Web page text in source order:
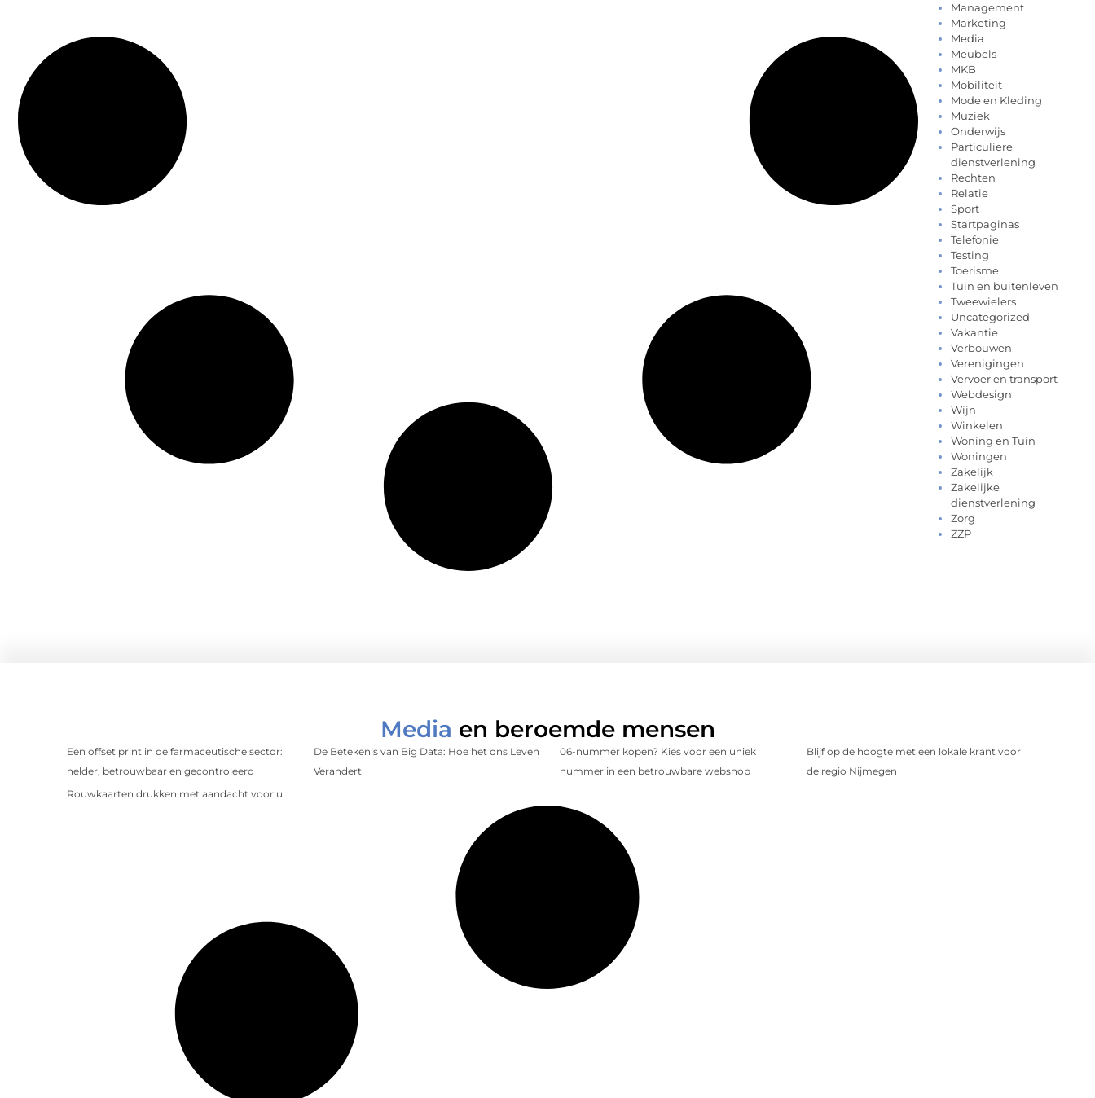
Management
Marketing
Media
Meubels
MKB
Mobiliteit
Mode en Kleding
Muziek
Onderwijs
Particuliere
dienstverlening
Rechten
Relatie
Sport
Startpaginas
Telefonie
Testing
Toerisme
Tuin en buitenleven
Tweewielers
Uncategorized
Vakantie
Verbouwen
Verenigingen
Vervoer en transport
Webdesign
Wijn
Winkelen
Woning en Tuin
Woningen
Zakelijk
Zakelijke
dienstverlening
Zorg
ZZP
Media en beroemde mensen
Een offset print in de farmaceutische sector:
helder, betrouwbaar en gecontroleerd
De Betekenis van Big Data: Hoe het ons Leven
Verandert
06-nummer kopen? Kies voor een uniek
nummer in een betrouwbare webshop
Blijf op de hoogte met een lokale krant voor
de regio Nijmegen
Rouwkaarten drukken met aandacht voor u